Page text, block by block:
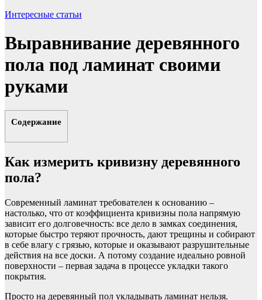
Интересные статьи
Выравнивание деревянного
пола под ламинат своими
руками
Содержание
Как измерить кривизну деревянного
пола?
Современный ламинат требователен к основанию –
настолько, что от коэффициента кривизны пола напрямую
зависит его долговечность: все дело в замках соединения,
которые быстро теряют прочность, дают трещины и собирают
в себе влагу с грязью, которые и оказывают разрушительные
действия на все доски. А потому создание идеально ровной
поверхности – первая задача в процессе укладки такого
покрытия.
Просто на деревянный пол укладывать ламинат нельзя.